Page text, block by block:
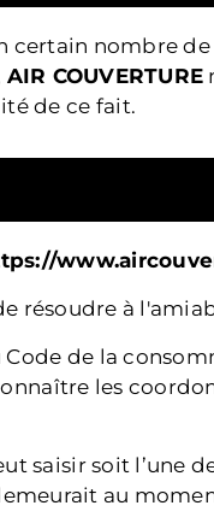
certain nombre de
AIR COUVERTURE
de ce fait.
résoudre à
Code de la
les
saisir soit
au